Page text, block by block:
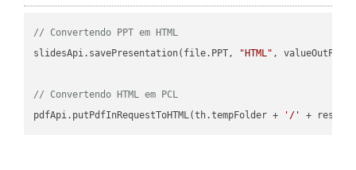
// Convertendo PPT em HTML
slidesApi.savePresentation(file.PPT,
"HTML" ,
// Convertendo HTML em PCL
pdfApi.putPdfInRequestToHTML(th.tempFolder +
'/' +